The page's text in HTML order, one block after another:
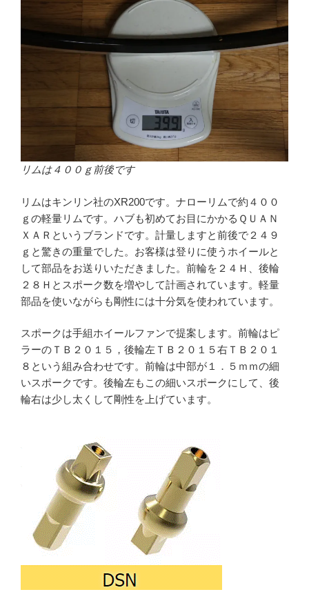
リムは４００ｇ前後です
リムはキンリン社のXR200です。ナローリムで約４００
ｇの軽量リムです。ハブも初めてお目にかかるＱＵＡＮ
ＸＡＲというブランドです。計量しますと前後で２４９
ｇと驚きの重量でした。お客様は登りに使うホイールと
して部品をお送りいただきました。前輪を２４Ｈ、後輪
２８Ｈとスポーク数を増やして計画されています。軽量
部品を使いながらも剛性には十分気を使われています。
スポークは手組ホイールファンで提案します。前輪はピ
ラーのＴＢ２０１５，後輪左ＴＢ２０１５右ＴＢ２０１
８という組み合わせです。前輪は中部が１．５ｍｍの細
いスポークです。後輪左もこの細いスポークにして、後
輪右は少し太くして剛性を上げています。